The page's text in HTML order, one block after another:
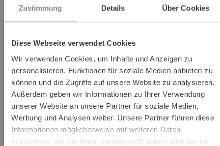
Zustimmung Details Über Cookies
Diese Webseite verwendet Cookies
Wir verwenden Cookies, um Inhalte und Anzeigen zu
personalisieren, Funktionen für soziale Medien anbieten zu
können und die Zugriffe auf unsere Website zu analysieren.
Außerdem geben wir Informationen zu Ihrer Verwendung
unserer Website an unsere Partner für soziale Medien,
Werbung und Analysen weiter. Unsere Partner führen diese
Informationen möglicherweise mit weiteren Daten
zusammen, die Sie ihnen bereitgestellt haben oder die sie